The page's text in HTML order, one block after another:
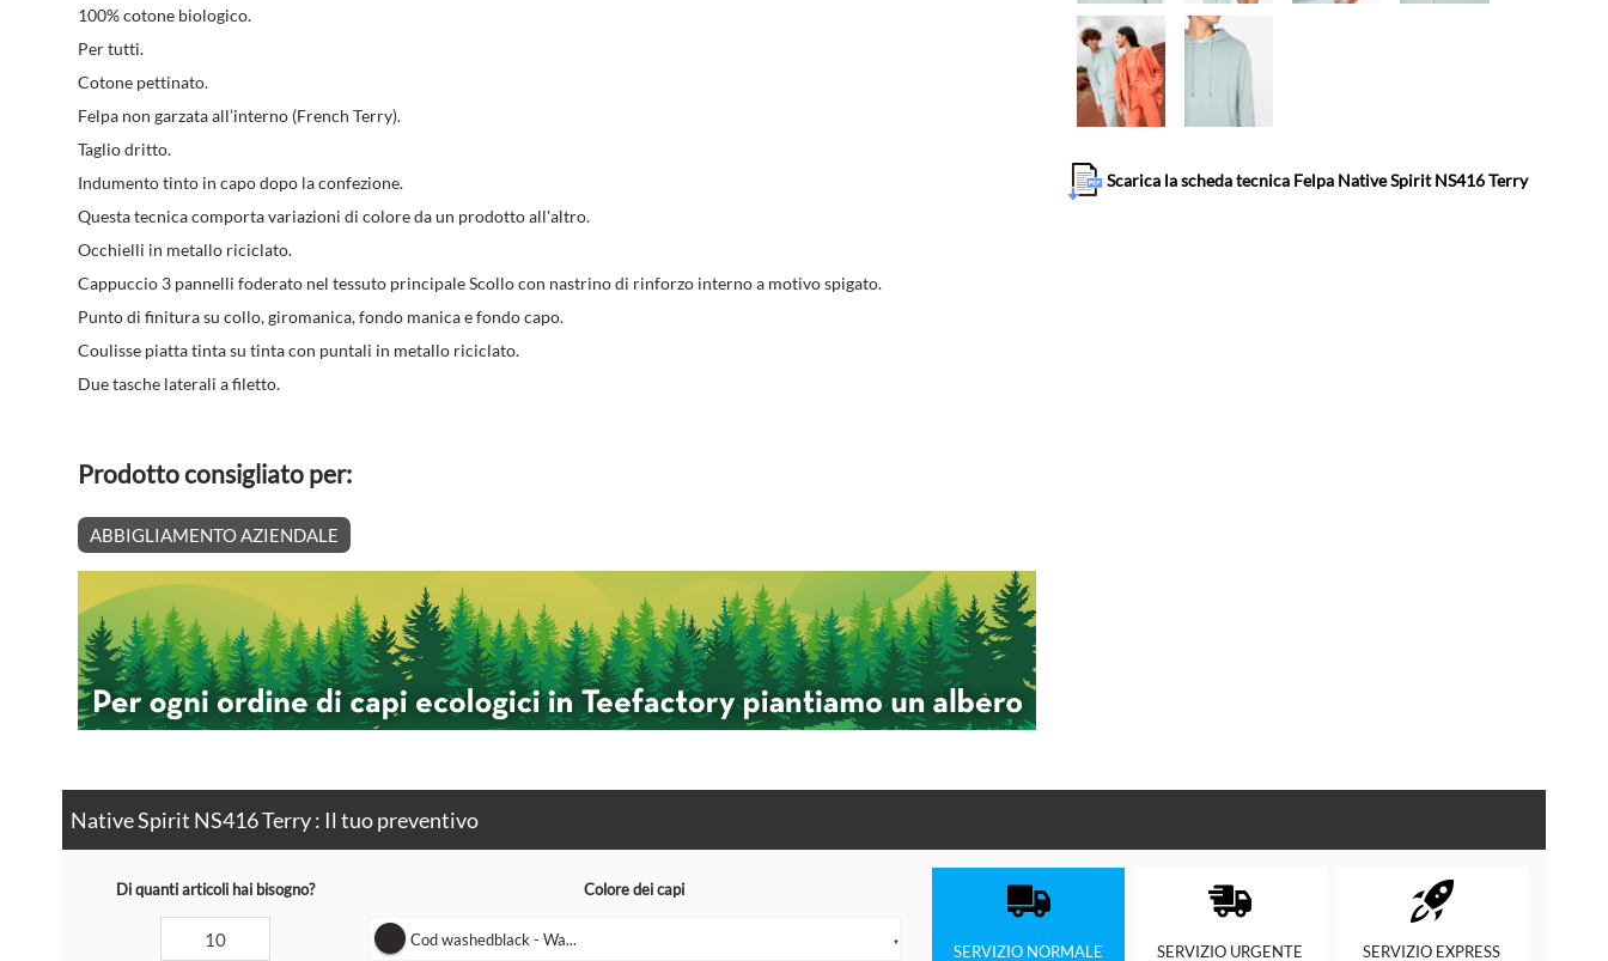
100% cotone biologico.
Per tutti.
Cotone pettinato.
Felpa non garzata all’interno (French Terry).
Taglio dritto.
Indumento tinto in capo dopo la confezione.
Questa tecnica comporta variazioni di colore da un prodotto all'altro.
Occhielli in metallo riciclato.
Cappuccio 3 pannelli foderato nel tessuto principale Scollo con nastrino di rinforzo interno a motivo spigato.
Punto di finitura su collo, giromanica, fondo manica e fondo capo.
Coulisse piatta tinta su tinta con puntali in metallo riciclato.
Due tasche laterali a filetto.
Prodotto consigliato per:
ABBIGLIAMENTO AZIENDALE
Scarica la scheda tecnica Felpa Native Spirit NS416 Terry
Native Spirit NS416 Terry : Il tuo preventivo
Di quanti articoli hai bisogno? Colore dei capi
Cod washedblack - Wa... ▼
SERVIZIO NORMALE
SERVIZIO URGENTE
SERVIZIO EXPRESS